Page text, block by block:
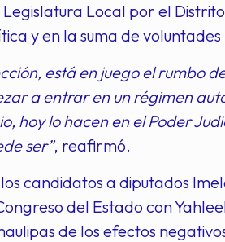
Local por el
y en la suma de
está en juego el rumbo
a entrar en un régimen
hoy lo hacen en el Poder
ser”, reafirmó.
candidatos a diputados
del Estado con
de los efectos